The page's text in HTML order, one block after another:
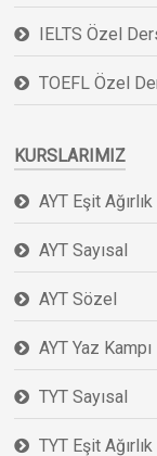
IELTS Özel
TOEFL Özel
KURSLARIMIZ
AYT Eşit Ağırlık
AYT Sayısal
AYT Sözel
AYT Yaz Kampı
TYT Sayısal
TYT Eşit Ağırlık